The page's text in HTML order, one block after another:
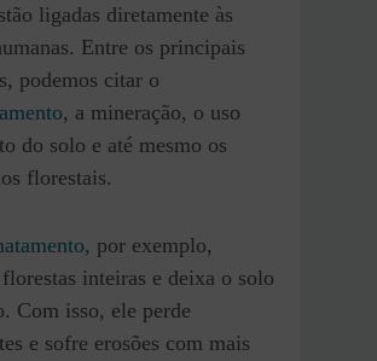
ligadas diretamente às
Entre os principais
podemos citar o
, a mineração, o uso
do solo e até mesmo os
florestais.
, por exemplo,
inteiras e deixa o solo
Com isso, ele perde
e sofre erosões com mais